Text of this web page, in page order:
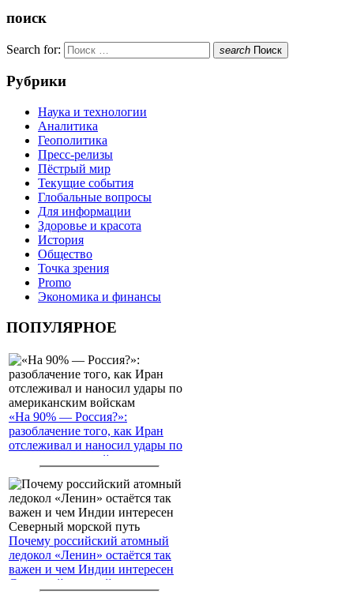
поиск
Search for: search Поиск
Рубрики
Наука и технологии
Аналитика
Геополитика
Пресс-релизы
Пёстрый мир
Текущие события
Глобальные вопросы
Для информации
Здоровье и красота
История
Общество
Точка зрения
Promo
Экономика и финансы
ПОПУЛЯРНОЕ
«На 90% — Россия?»:
разоблачение того, как Иран
отслеживал и наносил удары по
американским войскам
Почему российский атомный
ледокол «Ленин» остаётся так
важен и чем Индии интересен
Северный морской путь